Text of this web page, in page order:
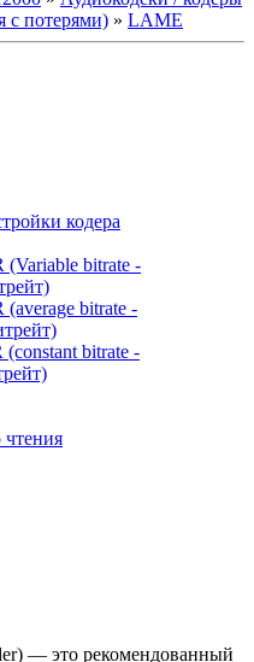
с потерями) » LAME
кодера
bitrate -
bitrate -
bitrate -
чтения
— это рекомендованный